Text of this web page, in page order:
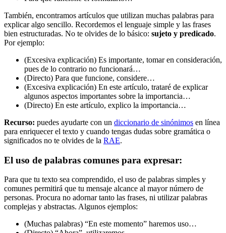
También, encontramos artículos que utilizan muchas palabras para
explicar algo sencillo. Recordemos el lenguaje simple y las frases
bien estructuradas. No te olvides de lo básico: sujeto y predicado.
Por ejemplo:
(Excesiva explicación) Es importante, tomar en consideración,
pues de lo contrario no funcionará…
(Directo) Para que funcione, considere…
(Excesiva explicación) En este artículo, trataré de explicar
algunos aspectos importantes sobre la importancia…
(Directo) En este artículo, explico la importancia…
Recurso: puedes ayudarte con un diccionario de sinónimos en línea
para enriquecer el texto y cuando tengas dudas sobre gramática o
significados no te olvides de la RAE.
El uso de palabras comunes para expresar:
Para que tu texto sea comprendido, el uso de palabras simples y
comunes permitirá que tu mensaje alcance al mayor número de
personas. Procura no adornar tanto las frases, ni utilizar palabras
complejas y abstractas. Algunos ejemplos:
(Muchas palabras) “En este momento” haremos uso…